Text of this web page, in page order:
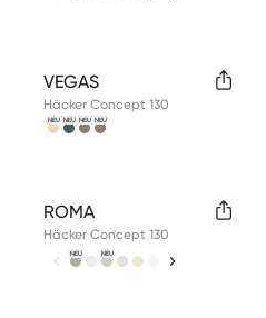
VEGAS
Häcker Concept 130
Available colors
NEU NEU NEU NEU
ROMA
Häcker Concept 130
Available colors
NEU NEU